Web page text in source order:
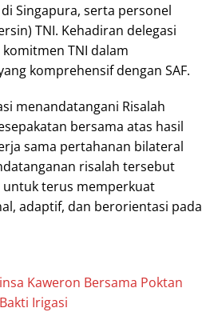
Singapura, serta personel
TNI. Kehadiran delegasi
TNI dalam
komprehensif dengan SAF.
menandatangani Risalah
bersama atas hasil
sama pertahanan bilateral
risalah tersebut
untuk terus memperkuat
adaptif, dan berorientasi pada
Kaweron Bersama Poktan
Irigasi